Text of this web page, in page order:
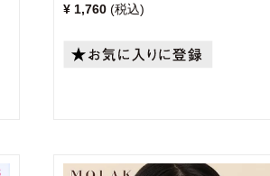
¥ 1,760 税込